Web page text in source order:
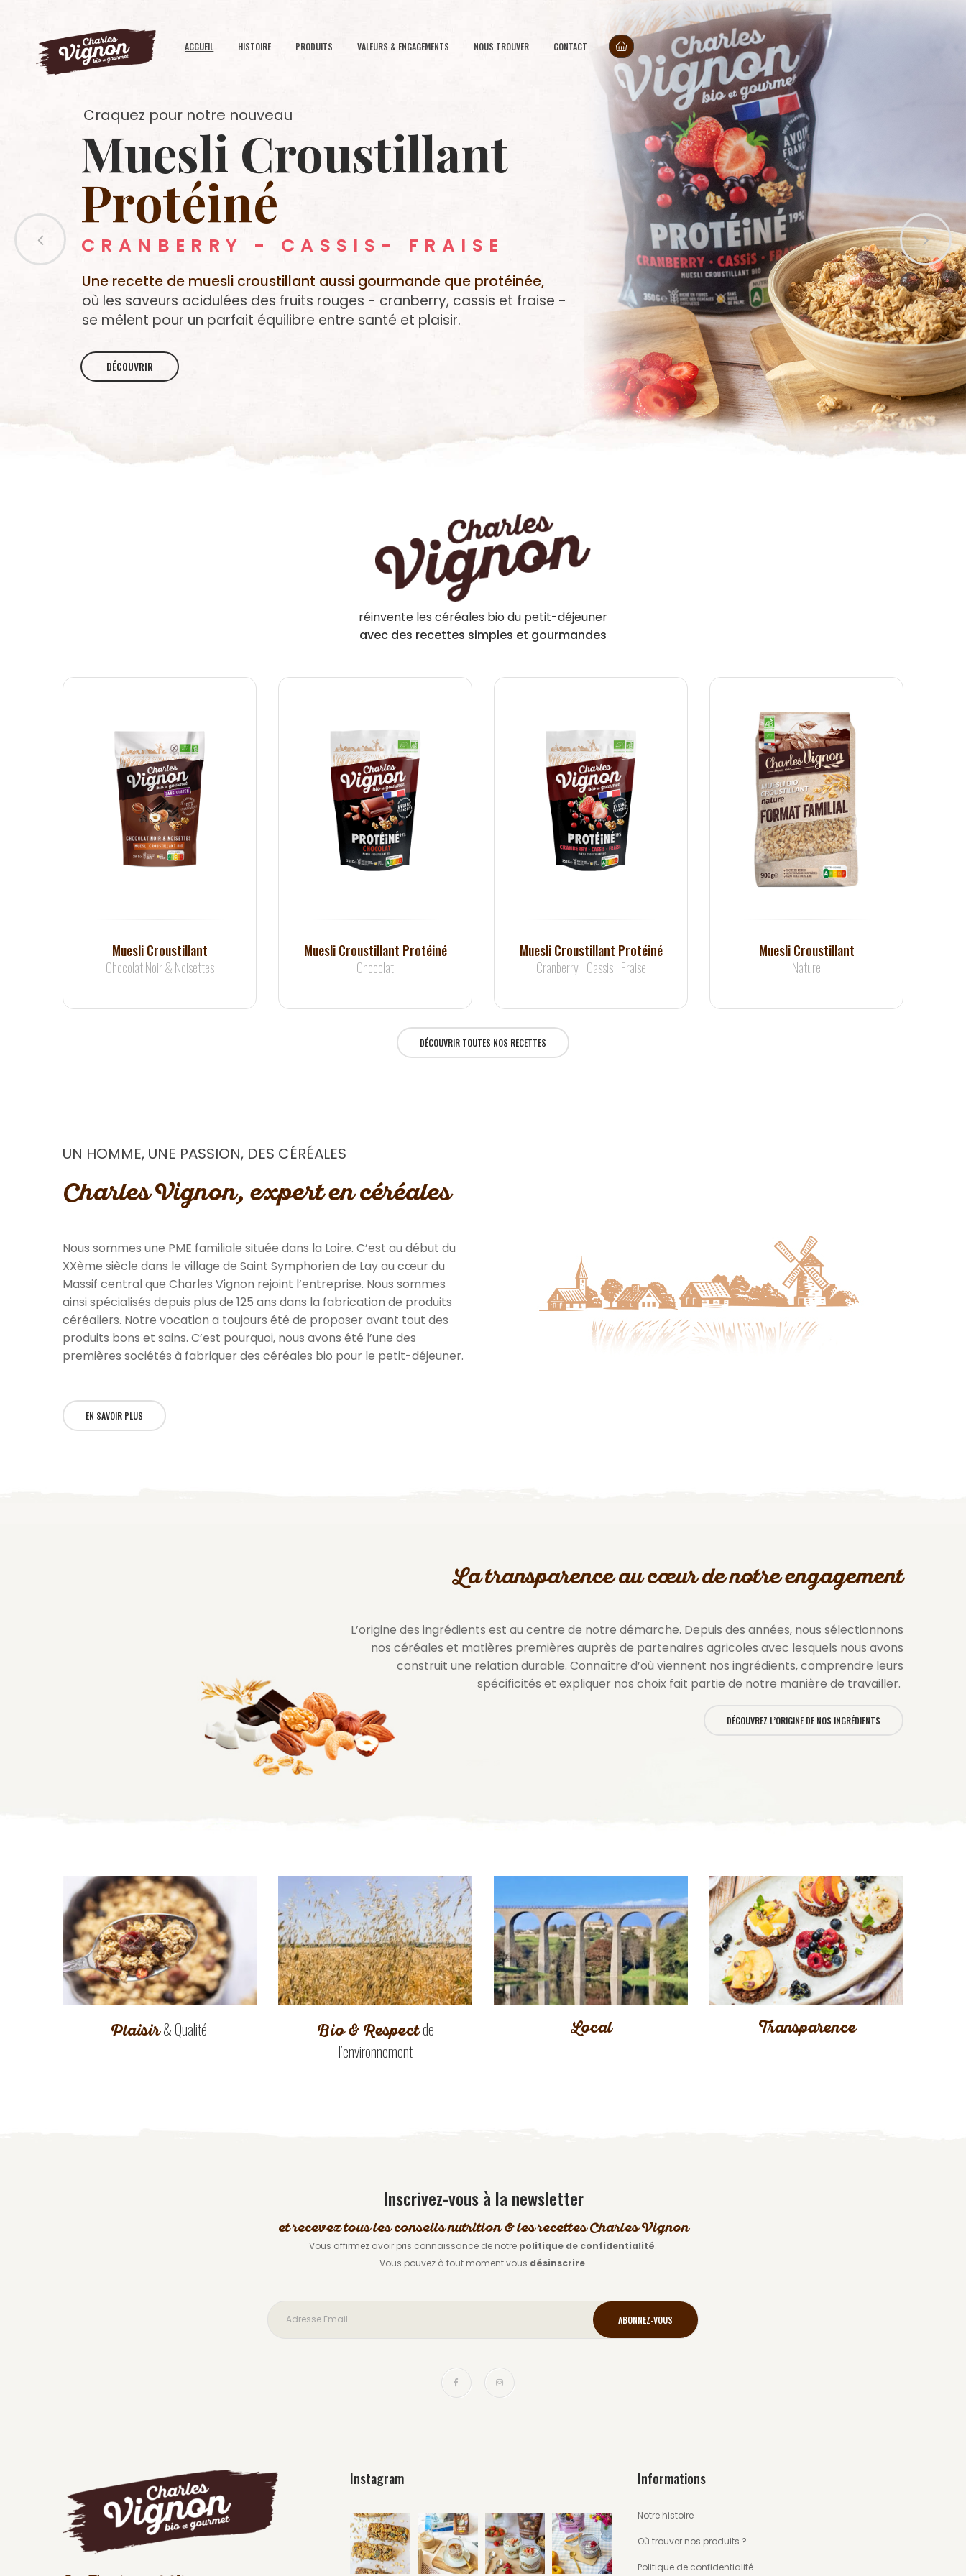
ACCUEIL HISTOIRE PRODUITS VALEURS & ENGAGEMENTS NOUS TROUVER CONTACT
Craquez pour notre nouveau
CRANBERRY - CASSIS- FRAISE
Une recette de muesli croustillant aussi gourmande que protéinée,
où les saveurs acidulées des fruits rouges - cranberry, cassis et fraise -
se mêlent pour un parfait équilibre entre santé et plaisir.
DÉCOUVRIR
Muesli Croustillant
Protéiné
réinvente les céréales bio du petit-déjeuner
avec des recettes simples et gourmandes
Muesli Croustillant
Chocolat Noir & Noisettes
Muesli Croustillant Protéiné
Chocolat
Muesli Croustillant Protéiné
Cranberry - Cassis - Fraise
Muesli Croustillant
Nature
DÉCOUVRIR TOUTES NOS RECETTES
UN HOMME, UNE PASSION, DES CÉRÉALES
Charles Vignon, expert en céréales
Nous sommes une PME familiale située dans la Loire. C’est au début du
XXème siècle dans le village de Saint Symphorien de Lay au cœur du
Massif central que Charles Vignon rejoint l’entreprise. Nous sommes
ainsi spécialisés depuis plus de 125 ans dans la fabrication de produits
céréaliers. Notre vocation a toujours été de proposer avant tout des
produits bons et sains. C’est pourquoi, nous avons été l’une des
premières sociétés à fabriquer des céréales bio pour le petit-déjeuner.
EN SAVOIR PLUS
La transparence au cœur de notre engagement
L’origine des ingrédients est au centre de notre démarche. Depuis des années, nous sélectionnons
nos céréales et matières premières auprès de partenaires agricoles avec lesquels nous avons
construit une relation durable. Connaître d’où viennent nos ingrédients, comprendre leurs
spécificités et expliquer nos choix fait partie de notre manière de travailler.
DÉCOUVREZ L’ORIGINE DE NOS INGRÉDIENTS
Plaisir& Qualité Bio & Respectde
l’environnement
Local Transparence
Inscrivez-vous à la newsletter
et recevez tous les conseils nutrition & les recettes Charles Vignon
Vous affirmez avoir pris connaissance de notre politique de confidentialité.
Vous pouvez à tout moment vous désinscrire.
Instagram Informations
Notre histoire
Où trouver nos produits ?
Politique de confidentialité